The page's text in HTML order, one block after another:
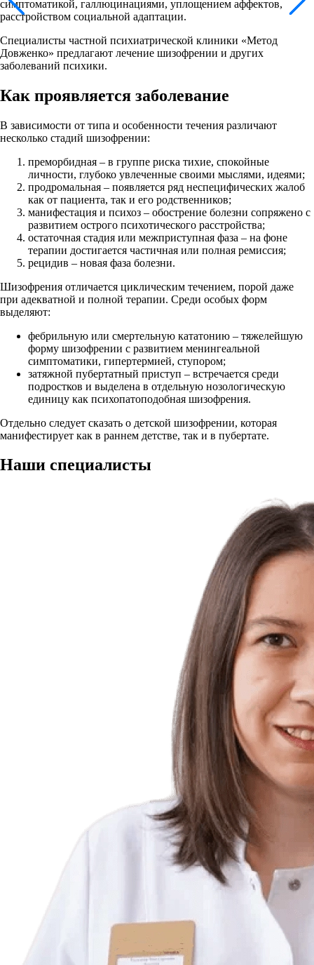
симптоматикой, галлюцинациями, уплощением аффектов,
расстройством социальной адаптации.
Специалисты частной психиатрической клиники «Метод
Довженко» предлагают лечение шизофрении и других
заболеваний психики.
Как проявляется заболевание
В зависимости от типа и особенности течения различают
несколько стадий шизофрении:
преморбидная – в группе риска тихие, спокойные
личности, глубоко увлеченные своими мыслями, идеями;
продромальная – появляется ряд неспецифических жалоб
как от пациента, так и его родственников;
манифестация и психоз – обострение болезни сопряжено с
развитием острого психотического расстройства;
остаточная стадия или межприступная фаза – на фоне
терапии достигается частичная или полная ремиссия;
рецидив – новая фаза болезни.
Шизофрения отличается циклическим течением, порой даже
при адекватной и полной терапии. Среди особых форм
выделяют:
фебрильную или смертельную кататонию – тяжелейшую
форму шизофрении с развитием менингеальной
симптоматики, гипертермией, ступором;
затяжной пубертатный приступ – встречается среди
подростков и выделена в отдельную нозологическую
единицу как психопатоподобная шизофрения.
Отдельно следует сказать о детской шизофрении, которая
манифестирует как в раннем детстве, так и в пубертате.
Наши специалисты